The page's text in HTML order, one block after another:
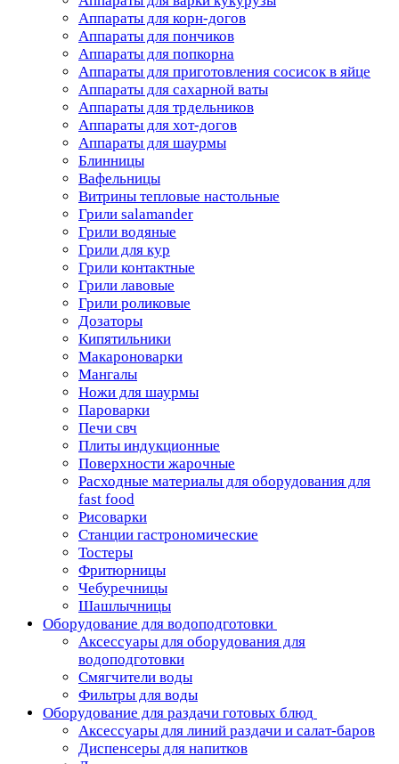
Аппараты для корн-догов
Аппараты для пончиков
Аппараты для попкорна
Аппараты для приготовления сосисок в яйце
Аппараты для сахарной ваты
Аппараты для трдельников
Аппараты для хот-догов
Аппараты для шаурмы
Блинницы
Вафельницы
Витрины тепловые настольные
Грили salamander
Грили водяные
Грили для кур
Грили контактные
Грили лавовые
Грили роликовые
Дозаторы
Кипятильники
Макароноварки
Мангалы
Ножи для шаурмы
Пароварки
Печи свч
Плиты индукционные
Поверхности жарочные
Расходные материалы для оборудования для
fast food
Рисоварки
Станции гастрономические
Тостеры
Фритюрницы
Чебуречницы
Шашлычницы
Оборудование для водоподготовки
Аксессуары для оборудования для
водоподготовки
Смягчители воды
Фильтры для воды
Оборудование для раздачи готовых блюд
Аксессуары для линий раздачи и салат-баров
Диспенсеры для напитков